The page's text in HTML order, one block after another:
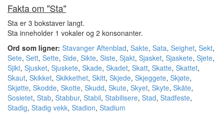
Fakta om "Sta"
Sta er 3 bokstaver langt.
Sta inneholder 1 vokaler og 2 konsonanter.
Ord som ligner: Stavanger Aftenblad, Sakte, Sata, Seighet, Sekt,
Sete, Sett, Sette, Side, Sikte, Siste, Sjakt, Sjasket, Sjaskete, Sjete,
Sjikt, Sjusket, Sjuskete, Skade, Skadet, Skatt, Skatte, Skattet,
Skaut, Skikket, Skikkethet, Skitt, Skjede, Skjeggete, Skjøte,
Skjøtte, Skodde, Skotte, Skudd, Skute, Skyet, Skyte, Skåte,
Sosietet, Stab, Stabbur, Stabil, Stabilisere, Stad, Stadfeste,
Stadig, Stadig vekk, Stadion, Stadium